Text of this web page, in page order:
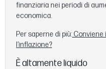
finanziaria nei periodi di
economica.
Per saperne di più: Conviene
l’inflazione?
È altamente liquido